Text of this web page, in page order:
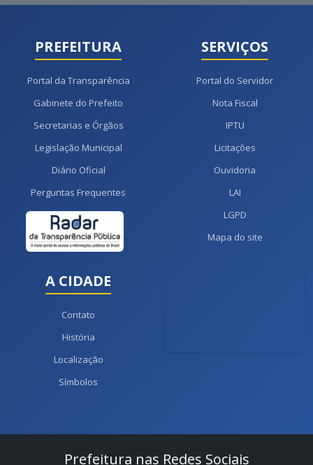
PREFEITURA
Portal da Transparência
Gabinete do Prefeito
Secretarias e Órgãos
Legislação Municipal
Diário Oficial
Perguntas Frequentes
SERVIÇOS
Portal do Servidor
Nota Fiscal
IPTU
Licitações
Ouvidoria
LAI
LGPD
Mapa do site
A CIDADE
Contato
História
Localização
Símbolos
Prefeitura nas Redes Sociais